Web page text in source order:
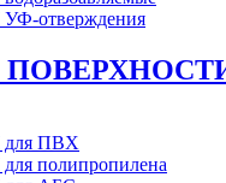
отверждения
ПВХ
полипропилена